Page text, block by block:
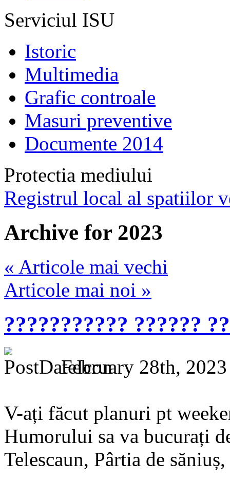
Serviciul ISU
Istoric
Multimedia
Grafic controale
Masuri preventive
Documente 2014
Protectia mediului
Registrul local al spatiilor
Archive for 2023
« Articole mai vechi
Articole mai noi »
??????????? ??????
February 28th,
V-ați făcut planuri pt
Humorului sa va bucurați
Telescaun, Pârtia de